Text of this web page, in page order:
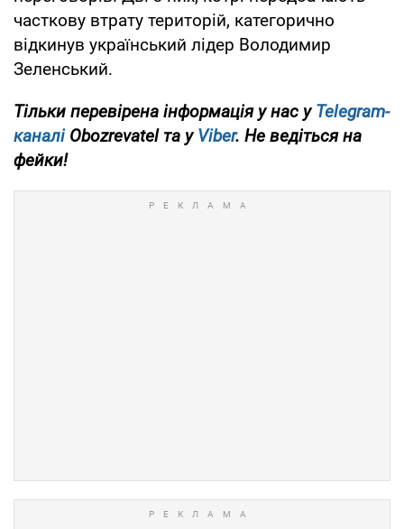
часткову втрату територій, категорично
відкинув український лідер Володимир
Зеленський.
Тільки перевірена інформація у нас уTelegram-
каналіObozrevatel та уViber. Не ведіться на
фейки!